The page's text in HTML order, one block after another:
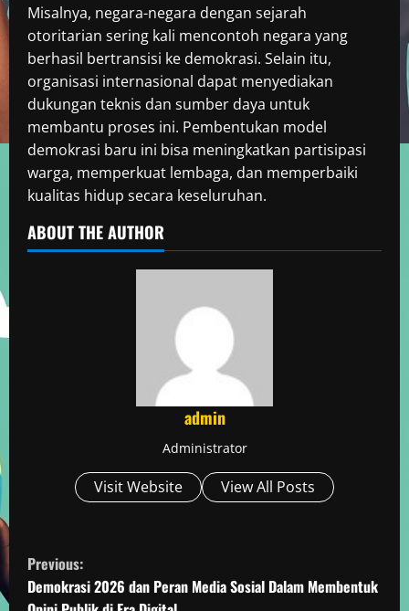
Misalnya, negara-negara dengan sejarah
otoritarian sering kali mencontoh negara yang
berhasil bertransisi ke demokrasi. Selain itu,
organisasi internasional dapat menyediakan
dukungan teknis dan sumber daya untuk
membantu proses ini. Pembentukan model
demokrasi baru ini bisa meningkatkan partisipasi
warga, memperkuat lembaga, dan memperbaiki
kualitas hidup secara keseluruhan.
ABOUT THE AUTHOR
admin
Administrator
Visit Website View All Posts
C
o
Previous:
Demokrasi 2026 dan Peran Media Sosial Dalam Membentuk